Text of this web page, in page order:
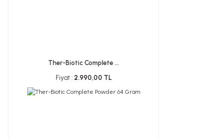
Ther-Biotic Complete ...
Fiyat : 2.990,00 TL